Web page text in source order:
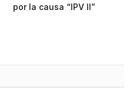
por la causa “IPV II”